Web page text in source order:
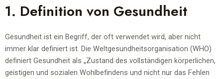
1. Definition von Gesundheit
Gesundheit ist ein Begriff, der oft verwendet wird, aber nicht
immer klar definiert ist. Die Weltgesundheitsorganisation (WHO)
definiert Gesundheit als „Zustand des vollständigen körperlichen,
geistigen und sozialen Wohlbefindens und nicht nur das Fehlen